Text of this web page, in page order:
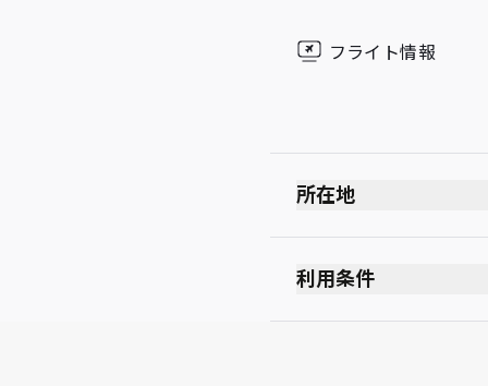
フライト情報
所在地
利用条件